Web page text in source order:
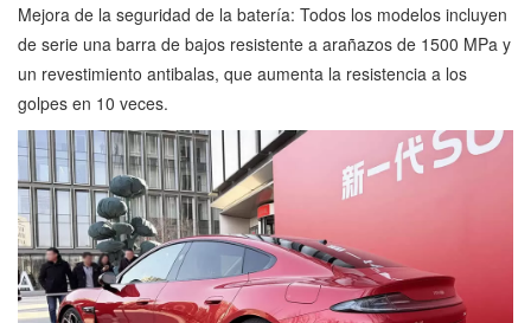
Mejora de la seguridad de la batería: Todos los modelos incluyen
de serie una barra de bajos resistente a arañazos de 1500 MPa y
un revestimiento antibalas, que aumenta la resistencia a los
golpes en 10 veces.